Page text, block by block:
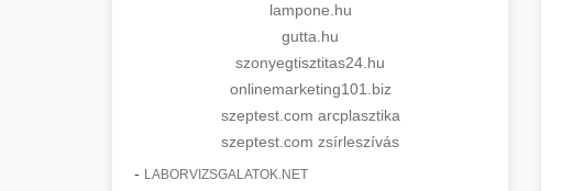
lampone.hu
gutta.hu
szonyegtisztitas24.hu
onlinemarketing101.biz
szeptest.com arcplasztika
szeptest.com zsírleszívás
- LABORVIZSGALATOK.NET